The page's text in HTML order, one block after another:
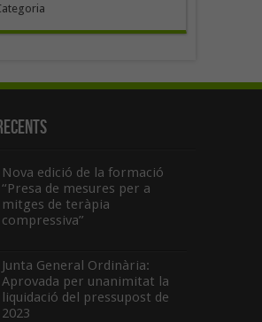
Nova edició de la formació
“Presa de mesures per a
mitges de teràpia
compressiva”
Junta General Ordinària:
Aprovada per unanimitat la
liquidació del pressupost de
2023